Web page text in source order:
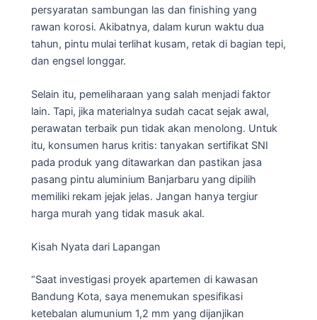
persyaratan sambungan las dan finishing yang
rawan korosi. Akibatnya, dalam kurun waktu dua
tahun, pintu mulai terlihat kusam, retak di bagian tepi,
dan engsel longgar.
Selain itu, pemeliharaan yang salah menjadi faktor
lain. Tapi, jika materialnya sudah cacat sejak awal,
perawatan terbaik pun tidak akan menolong. Untuk
itu, konsumen harus kritis: tanyakan sertifikat SNI
pada produk yang ditawarkan dan pastikan jasa
pasang pintu aluminium Banjarbaru yang dipilih
memiliki rekam jejak jelas. Jangan hanya tergiur
harga murah yang tidak masuk akal.
Kisah Nyata dari Lapangan
“Saat investigasi proyek apartemen di kawasan
Bandung Kota, saya menemukan spesifikasi
ketebalan alumunium 1,2 mm yang dijanjikan